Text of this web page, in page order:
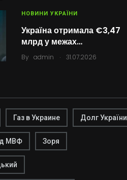
НОВИНИ УКРАЇНИ
Україна отримала €3,47
млрд у межах…
By admin . 31.07.2026
Газ в Украине Долг України
МВФ Зоря